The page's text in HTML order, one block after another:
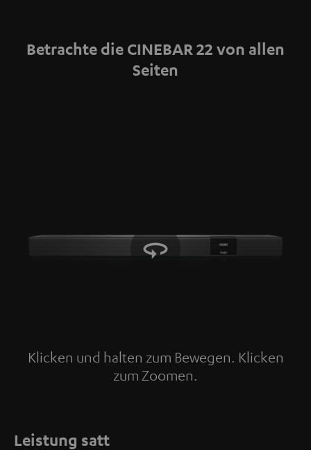
Datenschutzerklärung unter I zu finden.
Betrachte die CINEBAR 22 von allen
Seiten
Klicken und halten zum Bewegen. Klicken
zum Zoomen.
Tap to zoom
Leistung satt